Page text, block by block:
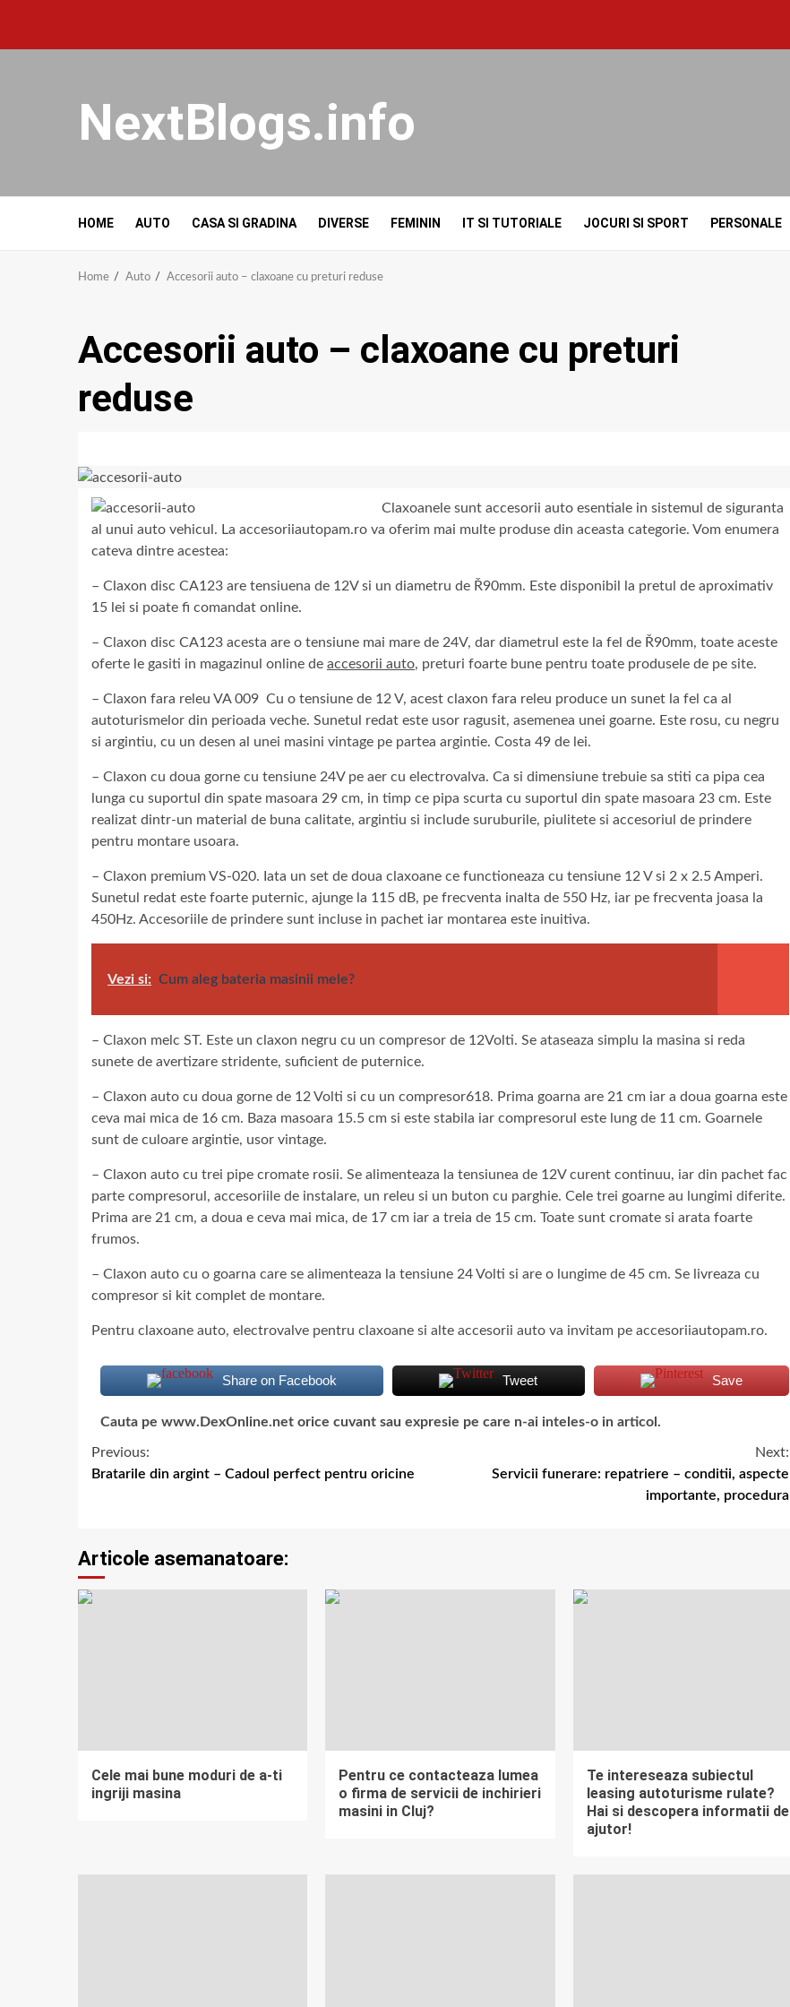
NextBlogs.info
HOME AUTO CASA SI GRADINA DIVERSE FEMININ IT SI TUTORIALE JOCURI SI SPORT PERSONALE
Home Auto Accesorii auto – claxoane cu preturi reduse
Accesorii auto – claxoane cu preturi
reduse
Claxoanele sunt accesorii auto esentiale in sistemul de siguranta
al unui auto vehicul. La accesoriiautopam.ro va oferim mai multe produse din aceasta categorie. Vom enumera
cateva dintre acestea:
– Claxon disc CA123 are tensiuena de 12V si un diametru de Ř90mm. Este disponibil la pretul de aproximativ
15 lei si poate fi comandat online.
– Claxon disc CA123 acesta are o tensiune mai mare de 24V, dar diametrul este la fel de Ř90mm, toate aceste
oferte le gasiti in magazinul online de accesorii auto, preturi foarte bune pentru toate produsele de pe site.
– Claxon fara releu VA 009 Cu o tensiune de 12 V, acest claxon fara releu produce un sunet la fel ca al
autoturismelor din perioada veche. Sunetul redat este usor ragusit, asemenea unei goarne. Este rosu, cu negru
si argintiu, cu un desen al unei masini vintage pe partea argintie. Costa 49 de lei.
– Claxon cu doua gorne cu tensiune 24V pe aer cu electrovalva. Ca si dimensiune trebuie sa stiti ca pipa cea
lunga cu suportul din spate masoara 29 cm, in timp ce pipa scurta cu suportul din spate masoara 23 cm. Este
realizat dintr-un material de buna calitate, argintiu si include suruburile, piulitete si accesoriul de prindere
pentru montare usoara.
– Claxon premium VS-020. Iata un set de doua claxoane ce functioneaza cu tensiune 12 V si 2 x 2.5 Amperi.
Sunetul redat este foarte puternic, ajunge la 115 dB, pe frecventa inalta de 550 Hz, iar pe frecventa joasa la
450Hz. Accesoriile de prindere sunt incluse in pachet iar montarea este inuitiva.
Vezi si: Cum aleg bateria masinii mele?
– Claxon melc ST. Este un claxon negru cu un compresor de 12Volti. Se ataseaza simplu la masina si reda
sunete de avertizare stridente, suficient de puternice.
– Claxon auto cu doua gorne de 12 Volti si cu un compresor618. Prima goarna are 21 cm iar a doua goarna este
ceva mai mica de 16 cm. Baza masoara 15.5 cm si este stabila iar compresorul este lung de 11 cm. Goarnele
sunt de culoare argintie, usor vintage.
– Claxon auto cu trei pipe cromate rosii. Se alimenteaza la tensiunea de 12V curent continuu, iar din pachet fac
parte compresorul, accesoriile de instalare, un releu si un buton cu parghie. Cele trei goarne au lungimi diferite.
Prima are 21 cm, a doua e ceva mai mica, de 17 cm iar a treia de 15 cm. Toate sunt cromate si arata foarte
frumos.
– Claxon auto cu o goarna care se alimenteaza la tensiune 24 Volti si are o lungime de 45 cm. Se livreaza cu
compresor si kit complet de montare.
Pentru claxoane auto, electrovalve pentru claxoane si alte accesorii auto va invitam pe accesoriiautopam.ro.
Share on Facebook Tweet Save
Cauta pe www.DexOnline.net orice cuvant sau expresie pe care n-ai inteles-o in articol.
Previous:
Bratarile din argint – Cadoul perfect pentru oricine
Next:
Servicii funerare: repatriere – conditii, aspecte
importante, procedura
Articole asemanatoare:
Cele mai bune moduri de a-ti
ingriji masina
Pentru ce contacteaza lumea
o firma de servicii de inchirieri
masini in Cluj?
Te intereseaza subiectul
leasing autoturisme rulate?
Hai si descopera informatii de
ajutor!